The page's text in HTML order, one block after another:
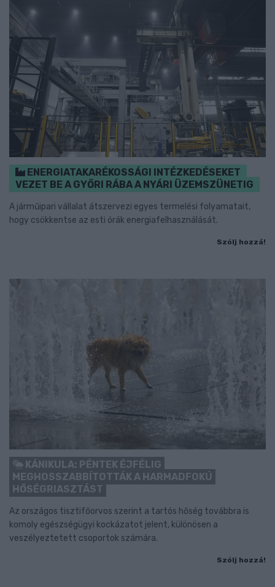
ENERGIATAKARÉKOSSÁGI INTÉZKEDÉSEKET
VEZET BE A GYŐRI RÁBA A NYÁRI ÜZEMSZÜNETIG
A járműipari vállalat átszervezi egyes termelési folyamatait,
hogy csökkentse az esti órák energiafelhasználását.
Szólj hozzá!
KÁNIKULA: PÉNTEK ÉJFÉLIG
MEGHOSSZABBÍTOTTÁK A HARMADFOKÚ
HŐSÉGRIASZTÁST
Az országos tisztifőorvos szerint a tartós hőség továbbra is
komoly egészségügyi kockázatot jelent, különösen a
veszélyeztetett csoportok számára.
Szólj hozzá!